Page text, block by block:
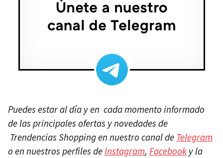
Puedes estar al día y en cada momento informado
de las principales ofertas y novedades de
Trendencias Shopping en nuestro canal de Telegram
o en nuestros perfiles deInstagram, Facebook y la